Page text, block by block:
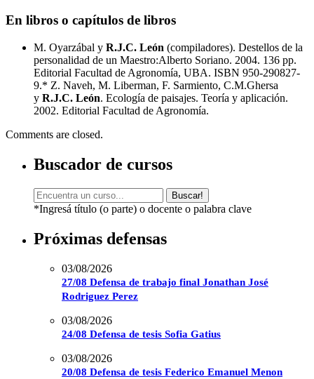
En libros o capítulos de libros
M. Oyarzábal y R.J.C. León (compiladores). Destellos de la
personalidad de un Maestro:Alberto Soriano. 2004. 136 pp.
Editorial Facultad de Agronomía, UBA. ISBN 950-290827-
9.* Z. Naveh, M. Liberman, F. Sarmiento, C.M.Ghersa
y R.J.C. León. Ecología de paisajes. Teoría y aplicación.
2002. Editorial Facultad de Agronomía.
Comments are closed.
Buscador de cursos
Buscar!
*Ingresá título (o parte) o docente o palabra clave
Próximas defensas
03/08/2026
27/08 Defensa de trabajo final Jonathan José
Rodriguez Perez
03/08/2026
24/08 Defensa de tesis Sofia Gatius
03/08/2026
20/08 Defensa de tesis Federico Emanuel Menon